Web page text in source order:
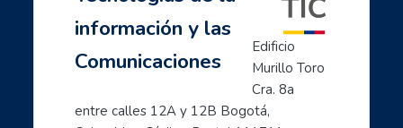
Mujeres TIC para el cambio
Inicia con TIC
Página principal
- Aprende a usar Internet fácilmente
información y las
Comunicaciones
Edificio
Murillo Toro
Cra. 8a
entre calles 12A y 12B Bogotá,